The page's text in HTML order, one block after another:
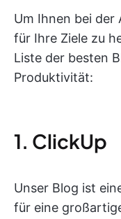
Um Ihnen bei der
für Ihre Ziele zu
Liste der besten
Produktivität:
1. ClickUp
Unser Blog ist
für eine